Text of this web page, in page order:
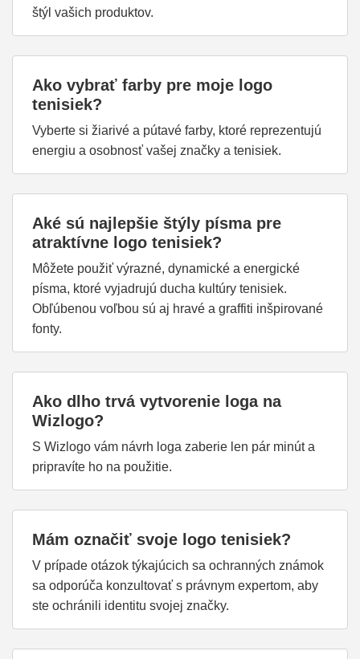
štýl vašich produktov.
Ako vybrať farby pre moje logo
tenisiek?
Vyberte si žiarivé a pútavé farby, ktoré reprezentujú
energiu a osobnosť vašej značky a tenisiek.
Aké sú najlepšie štýly písma pre
atraktívne logo tenisiek?
Môžete použiť výrazné, dynamické a energické
písma, ktoré vyjadrujú ducha kultúry tenisiek.
Obľúbenou voľbou sú aj hravé a graffiti inšpirované
fonty.
Ako dlho trvá vytvorenie loga na
Wizlogo?
S Wizlogo vám návrh loga zaberie len pár minút a
pripravíte ho na použitie.
Mám označiť svoje logo tenisiek?
V prípade otázok týkajúcich sa ochranných známok
sa odporúča konzultovať s právnym expertom, aby
ste ochránili identitu svojej značky.